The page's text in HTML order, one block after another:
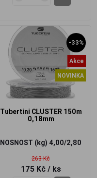
-33%
Akce
NOVINKA
Tubertini CLUSTER 150m
0,18mm
NOSNOST (kg) 4,00/2,80
263 Kč
175 Kč / ks